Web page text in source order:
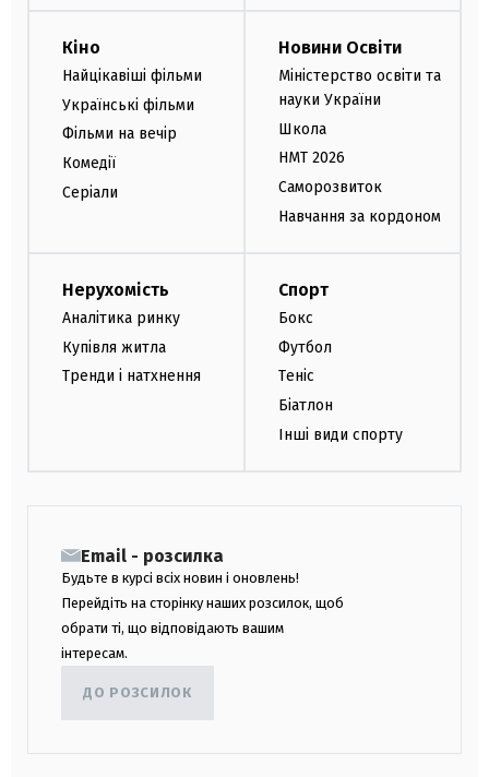
Кіно
Найцікавіші фільми
Українські фільми
Фільми на вечір
Комедії
Серіали
Новини Освіти
Міністерство освіти та
науки України
Школа
НМТ 2026
Саморозвиток
Навчання за кордоном
Нерухомість
Аналітика ринку
Купівля житла
Тренди і натхнення
Спорт
Бокс
Футбол
Теніс
Біатлон
Інші види спорту
Email - розсилка
Будьте в курсі всіх новин і оновлень!
Перейдіть на сторінку наших розсилок, щоб
обрати ті, що відповідають вашим
інтересам.
ДО РОЗСИЛОК